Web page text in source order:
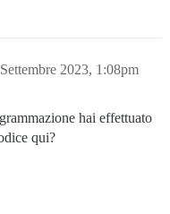
2023, 1:08pm
hai effettuato
qui?